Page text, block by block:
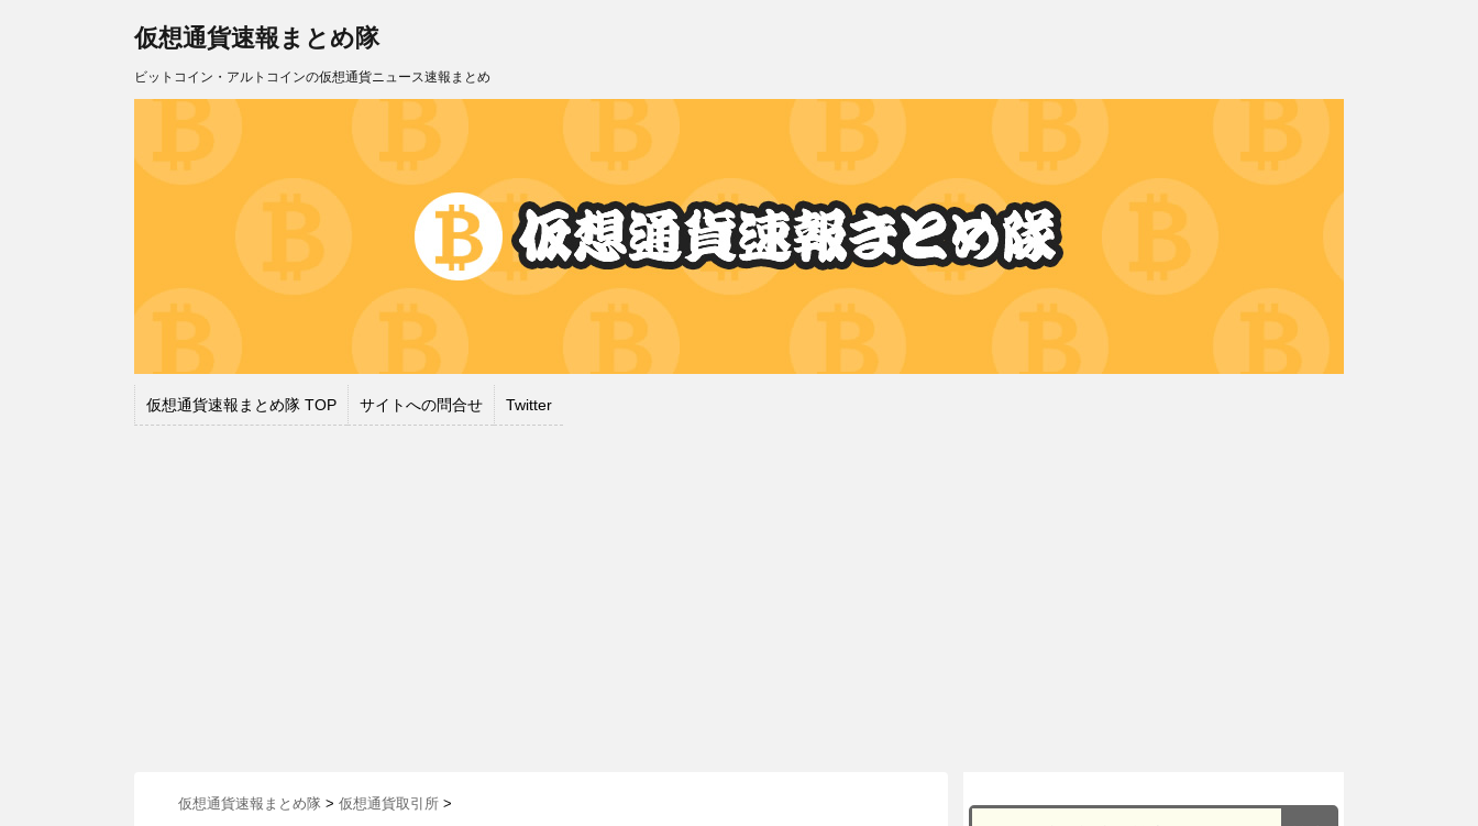
仮想通貨速報まとめ隊
ビットコイン・アルトコインの仮想通貨ニュース速報まとめ
仮想通貨速報まとめ隊 TOP サイトへの問合せ Twitter
仮想通貨速報まとめ隊 > 仮想通貨取引所 >